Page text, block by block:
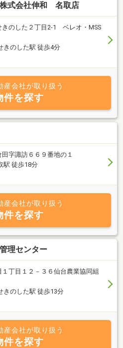
式会社伸和 名取店
きのした２丁目2-1 ベレオ・MSS
きのした駅 徒歩4分
産会社が取り扱う
件を探す
字諏訪６６９番地の１
駅 徒歩18分
産会社が取り扱う
件を探す
理センター
丁目１２－３６仙台農業協同組
きのした駅 徒歩13分
産会社が取り扱う
件を探す